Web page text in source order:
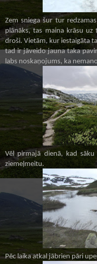
Zem sniega šur tur
plānāks, tas maina krāsu
droši. Vietām, kur iestaigāta
tad ir jāveido jauna taka
labs noskaņojums, ka
Vēl pirmajā dienā, kad
ziemeļmeitu.
Pēc laika atkal jābrien pāri